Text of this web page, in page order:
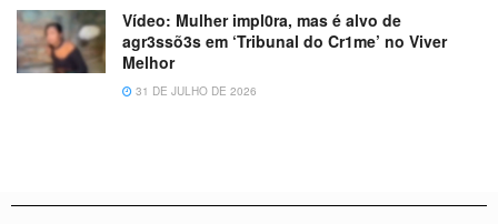
Vídeo: Mulher impl0ra, mas é alvo de
agr3ssõ3s em ‘Tribunal do Cr1me’ no Viver
Melhor
31 DE JULHO DE 2026